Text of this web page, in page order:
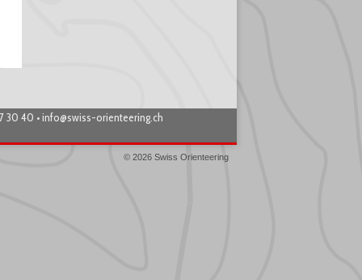
30 40 •info@swiss-orienteering.ch
© 2026 Swiss Orienteering